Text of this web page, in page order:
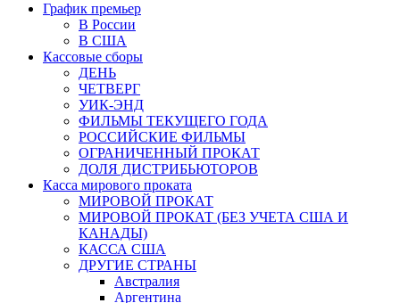
График премьер
В России
В США
Кассовые сборы
ДЕНЬ
ЧЕТВЕРГ
УИК-ЭНД
ФИЛЬМЫ ТЕКУЩЕГО ГОДА
РОССИЙСКИЕ ФИЛЬМЫ
ОГРАНИЧЕННЫЙ ПРОКАТ
ДОЛЯ ДИСТРИБЬЮТОРОВ
Касса мирового проката
МИРОВОЙ ПРОКАТ
МИРОВОЙ ПРОКАТ (БЕЗ УЧЕТА США И
КАНАДЫ)
КАССА США
ДРУГИЕ СТРАНЫ
Австралия
Аргентина